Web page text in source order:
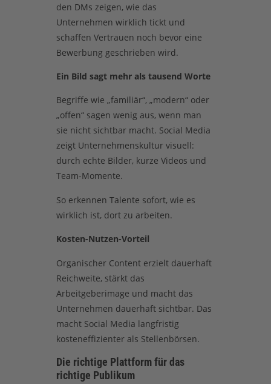
den DMs zeigen, wie das
Unternehmen wirklich tickt und
schaffen Vertrauen noch bevor eine
Bewerbung geschrieben wird.
Ein Bild sagt mehr als tausend Worte
Begriffe wie „familiär“, „modern“ oder
„offen“ sagen wenig aus, wenn man
sie nicht sichtbar macht. Social Media
zeigt Unternehmenskultur visuell:
durch echte Bilder, kurze Videos und
Team-Momente.
So erkennen Talente sofort, wie es
wirklich ist, dort zu arbeiten.
Kosten-Nutzen-Vorteil
Organischer Content erzielt dauerhaft
Reichweite, stärkt das
Arbeitgeberimage und macht das
Unternehmen dauerhaft sichtbar. Das
macht Social Media langfristig
kosteneffizienter als Stellenbörsen.
Die richtige Plattform für das
richtige Publikum